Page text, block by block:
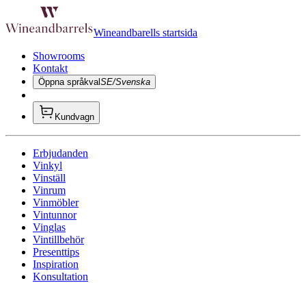
Wineandbarells startsida
Showrooms
Kontakt
Öppna språkvalSE/Svenska
Kundvagn
Erbjudanden
Vinkyl
Vinställ
Vinrum
Vinmöbler
Vintunnor
Vinglas
Vintillbehör
Presenttips
Inspiration
Konsultation